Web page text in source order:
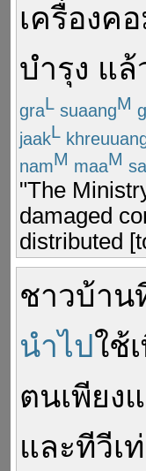
เครื่องค
บำรุง แล้
graL suaangM
jaakL
namM maaM
"The
damaged
distributed
ชาวบ้าน
นำไปใช้
ตนเพียง
และทีวีเ